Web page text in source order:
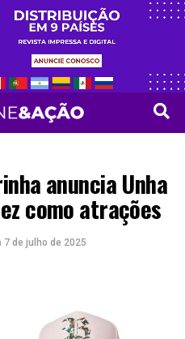
anuncia Unha
como atrações
7 de julho de 2025
mobile